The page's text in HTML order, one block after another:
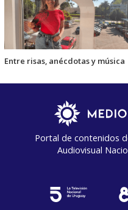
Entre risas, anécdotas y música
Portal de contenidos
Audiovisual